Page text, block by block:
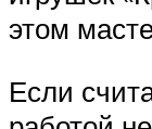
этом
Если